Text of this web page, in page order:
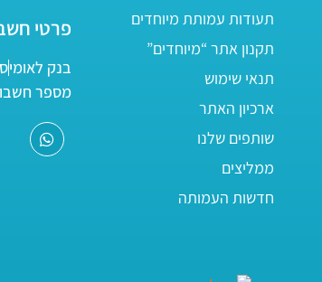
תעודות עמותת מיוחדים
תקנון אתר “מיוחדים”
תנאי שימוש
ארכיון האתר
שותפים שלנו
ממליצים
חדשות העמותה
פרטי
בנק לאומי
מספר חשבון